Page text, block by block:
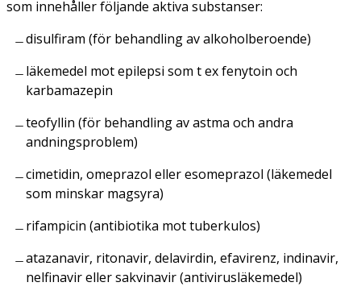
som innehåller följande aktiva substanser:
disulfiram (för behandling av alkoholberoende)
läkemedel mot epilepsi som t ex fenytoin och
karbamazepin
teofyllin (för behandling av astma och andra
andningsproblem)
cimetidin, omeprazol eller esomeprazol (läkemedel
som minskar magsyra)
rifampicin (antibiotika mot tuberkulos)
atazanavir, ritonavir, delavirdin, efavirenz, indinavir,
nelfinavir eller sakvinavir (antivirusläkemedel)